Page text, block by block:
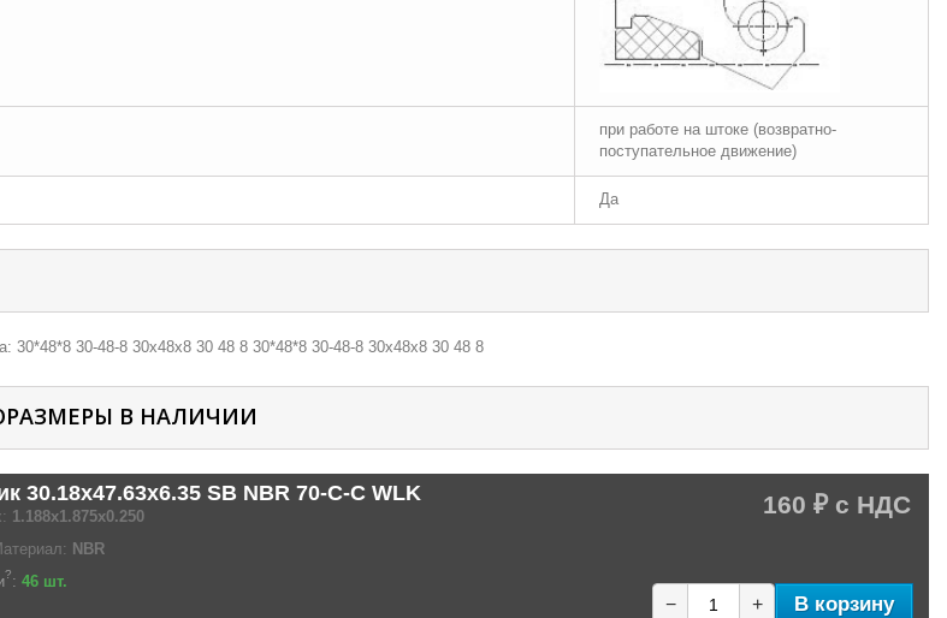
при работе на штоке (возвратно-
поступательное движение)
Да
30*48*8 30-48-8 30х48х8 30 48 8 30*48*8 30-48-8 30х48х8 30 48 8
В НАЛИЧИИ
30.18x47.63x6.35 SB NBR 70-C-C WLK
1.188x1.875x0.250
NBR
?: 46 шт.
160 ₽
− + В корзину